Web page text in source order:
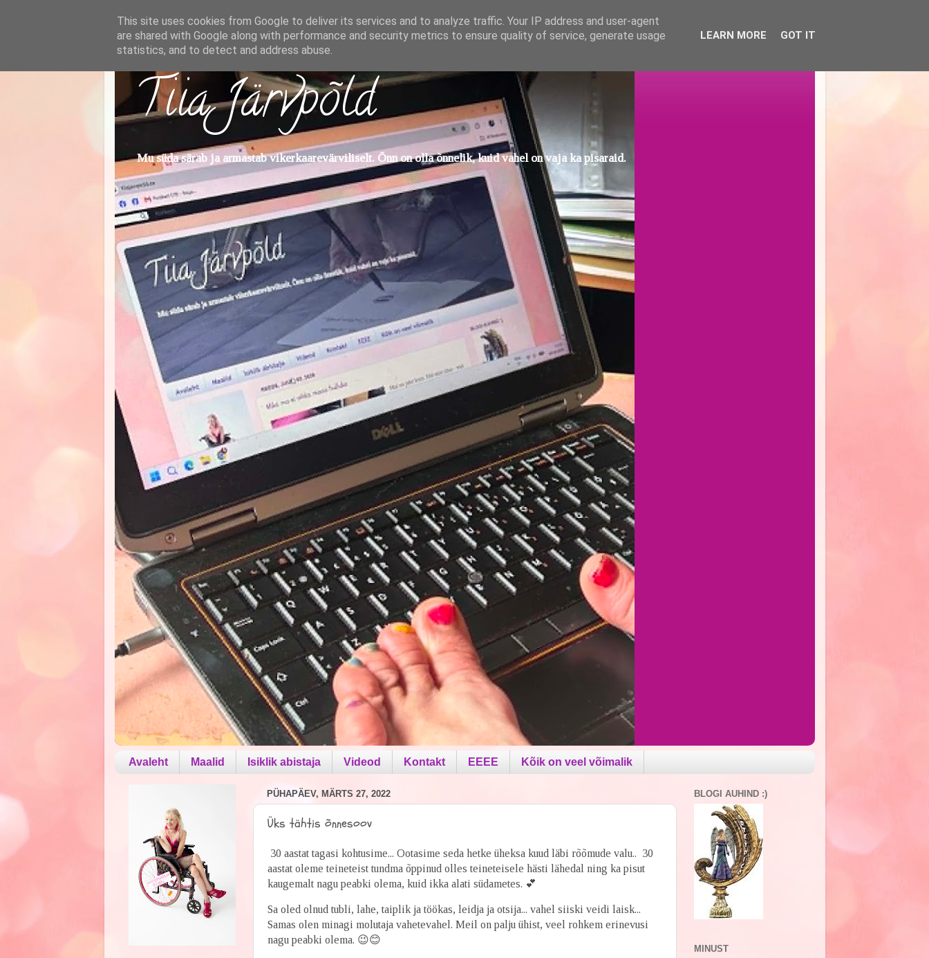
Tiia Järvpõld
Mu süda särab ja armastab vikerkaarevärviliselt. Õnn on olla õnnelik, kuid vahel on vaja ka pisaraid.
Avaleht Maalid Isiklik abistaja Videod Kontakt EEEE Kõik on veel võimalik
PÜHAPÄEV, MÄRTS 27, 2022
Üks tähtis õnnesoov
30 aastat tagasi kohtusime... Ootasime seda hetke üheksa kuud läbi rõõmude valu.. 30
aastat oleme teineteist tundma õppinud olles teineteisele hästi lähedal ning ka pisut
kaugemalt nagu peabki olema, kuid ikka alati südametes. 💕
Sa oled olnud tubli, lahe, taiplik ja töökas, leidja ja otsija... vahel siiski veidi laisk...
Samas olen minagi molutaja vahetevahel. Meil on palju ühist, veel rohkem erinevusi
nagu peabki olema. 😉😊
BLOGI AUHIND :)
MINUST
This site uses cookies from Google to deliver its services and to analyze traffic. Your IP address and user-agent
are shared with Google along with performance and security metrics to ensure quality of service, generate usage
statistics, and to detect and address abuse.
LEARN MORE GOT IT